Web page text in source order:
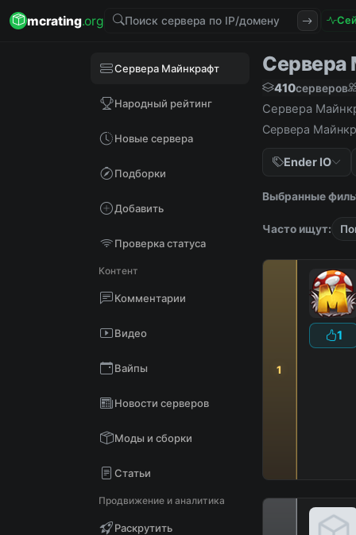
mcrating.org
Сервера Майнкрафт
Народный рейтинг
Новые сервера
Подборки
Добавить
Проверка статуса
Контент
Комментарии
Видео
Вайпы
Новости серверов
Моды и сборки
Статьи
Продвижение и аналитика
Раскрутить
Сервера
410серверов
Сервера
Сервера
Ender IO
Выбранные
Часто ищут:
1
1